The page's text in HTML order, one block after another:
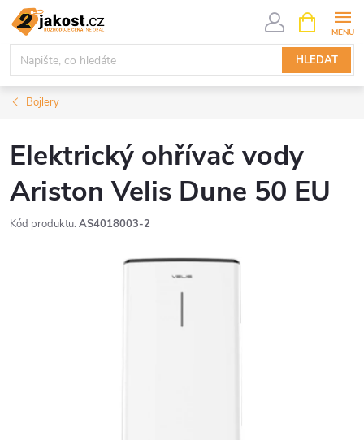
Přejít
obsah
HLEDAT
NÁKUPNÍ
KOŠÍK
Bojlery
Elektrický ohřívač vody
Ariston Velis Dune 50 EU
Kód produktu: AS4018003-2